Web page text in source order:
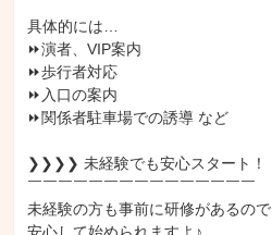
具体的には…
⏩演者、VIP案内
⏩歩行者対応
⏩入口の案内
⏩関係者駐車場での誘導 など
❯❯❯❯ 未経験でも安心スタート！
￣￣￣￣￣￣￣￣￣￣￣￣￣￣￣
未経験の方も事前に研修があるので